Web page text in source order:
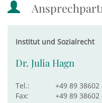
Institut und Sozialrecht
Dr. Julia Hagn
Tel.:
+49 89 38602
Fax:
+49 89 38602